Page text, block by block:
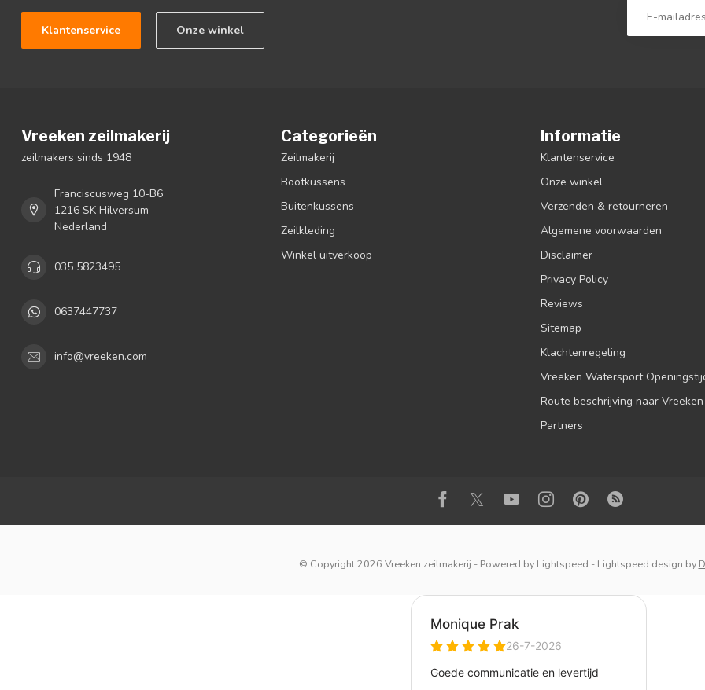
Klantenservice Onze winkel
Vreeken zeilmakerij
zeilmakers sinds 1948
Franciscusweg 10-B6
1216 SK Hilversum
Nederland
035 5823495
0637447737
info@vreeken.com
Categorieën
Zeilmakerij
Bootkussens
Buitenkussens
Zeilkleding
Winkel uitverkoop
Informatie
Klantenservice
Onze winkel
Verzenden & retourneren
Algemene voorwaarden
Disclaimer
Privacy Policy
Reviews
Sitemap
Klachtenregeling
Vreeken Watersport
Route beschrijving naar Vreeken
Partners
© Copyright 2026 Vreeken zeilmakerij - Powered by Lightspeed - Lightspeed design by